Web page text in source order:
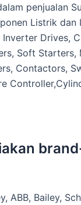
penjualan
Listrik
Inverter Drives,
Soft Starters,
Contactors,
ABB, Bailey,